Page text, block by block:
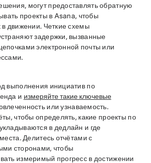
могут предоставлять обратную
проекты в Asana, чтобы
в движении. Четкие схемы
задержки, вызванные
электронной почты или
выполнения инициатив по
и измеряйте такие ключевые
или узнаваемость.
чтобы определять, какие проекты по
в дедлайн и где
Делитесь отчётами с
сторонами, чтобы
измеримый прогресс в достижении